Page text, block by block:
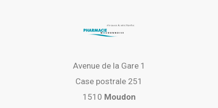
Avenue de la Gare 1
Case postrale 251
1510 Moudon